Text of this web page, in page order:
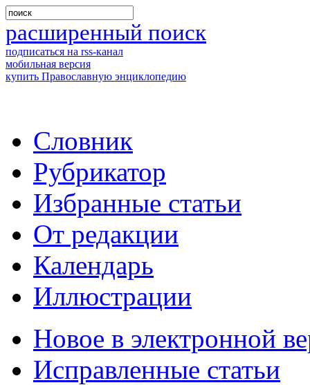
расширенный поиск
подписаться на rss-канал
мобильная версия
купить Православную энциклопедию
Словник
Рубрикатор
Избранные статьи
От редакции
Календарь
Иллюстрации
Новое в электронной
Исправленные статьи